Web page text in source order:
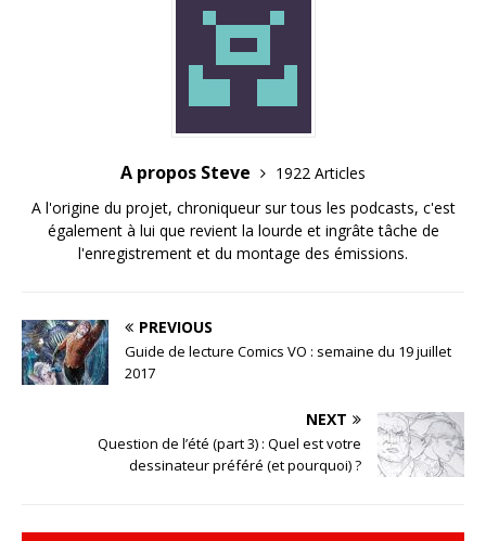
A propos Steve
1922 Articles
A l'origine du projet, chroniqueur sur tous les podcasts, c'est
également à lui que revient la lourde et ingrâte tâche de
l'enregistrement et du montage des émissions.
PREVIOUS
Guide de lecture Comics VO : semaine du 19 juillet
2017
NEXT
Question de l’été (part 3) : Quel est votre
dessinateur préféré (et pourquoi) ?